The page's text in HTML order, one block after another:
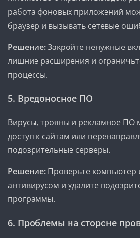
работа фоновых приложений
браузер и вызывать сетевые
Решение:Закройте ненужные
лишние расширения и
процессы.
5. Вредоносное ПО
Вирусы, трояны и рекламное ПО
доступ к сайтам или
подозрительные серверы.
Решение: Проверьте компьютер
антивирусом и удалите
программы.
6. Проблемы на стороне